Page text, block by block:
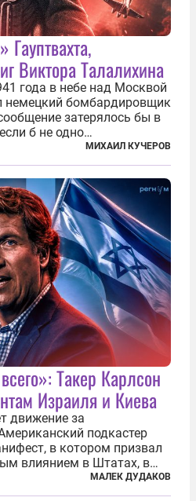
Гауптвахта,
Виктора Талалихина
года в небе над Москвой
немецкий бомбардировщик
затерялось бы в
б не одно
один из первых в
авиации ночных таранов.
МИХАИЛ КУЧЕРОВ
Такер Карлсон
Израиля и Киева
движение за
подкастер
в котором призвал
влиянием в Штатах, в
виду Израиль. А также
войны, выплатить
МАЛЕК ДУДАКОВ